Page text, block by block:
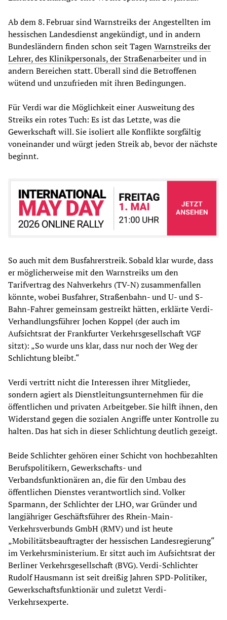
Ab dem 8. Februar sind Warnstreiks der Angestellten im
hessischen Landesdienst angekündigt, und in andern
Bundesländern finden schon seit TagenWarnstreiks der
Lehrer, des Klinikpersonals, der Straßenarbeiterund in
andern Bereichen statt. Überall sind die Betroffenen
wütend und unzufrieden mit ihren Bedingungen.
Für Verdi war die Möglichkeit einer Ausweitung des
Streiks ein rotes Tuch: Es ist das Letzte, was die
Gewerkschaft will. Sie isoliert alle Konflikte sorgfältig
voneinander und würgt jeden Streik ab, bevor der nächste
beginnt.
So auch mit dem Busfahrerstreik. Sobald klar wurde, dass
er möglicherweise mit den Warnstreiks um den
Tarifvertrag des Nahverkehrs (TV-N) zusammenfallen
könnte, wobei Busfahrer, Straßenbahn- und U- und S-
Bahn-Fahrer gemeinsam gestreikt hätten, erklärte Verdi-
Verhandlungsführer Jochen Koppel (der auch im
Aufsichtsrat der Frankfurter Verkehrsgesellschaft VGF
sitzt): „So wurde uns klar, dass nur noch der Weg der
Schlichtung bleibt.“
Verdi vertritt nicht die Interessen ihrer Mitglieder,
sondern agiert als Dienstleitungsunternehmen für die
öffentlichen und privaten Arbeitgeber. Sie hilft ihnen, den
Widerstand gegen die sozialen Angriffe unter Kontrolle zu
halten. Das hat sich in dieser Schlichtung deutlich gezeigt.
Beide Schlichter gehören einer Schicht von hochbezahlten
Berufspolitikern, Gewerkschafts- und
Verbandsfunktionären an, die für den Umbau des
öffentlichen Dienstes verantwortlich sind. Volker
Sparmann, der Schlichter der LHO, war Gründer und
langjähriger Geschäftsführer des Rhein-Main-
Verkehrsverbunds GmbH (RMV) und ist heute
„Mobilitätsbeauftragter der hessischen Landesregierung“
im Verkehrsministerium. Er sitzt auch im Aufsichtsrat der
Berliner Verkehrsgesellschaft (BVG). Verdi-Schlichter
Rudolf Hausmann ist seit dreißig Jahren SPD-Politiker,
Gewerkschaftsfunktionär und zuletzt Verdi-
Verkehrsexperte.